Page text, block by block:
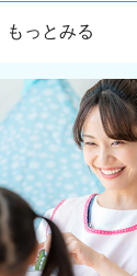
もっとみる